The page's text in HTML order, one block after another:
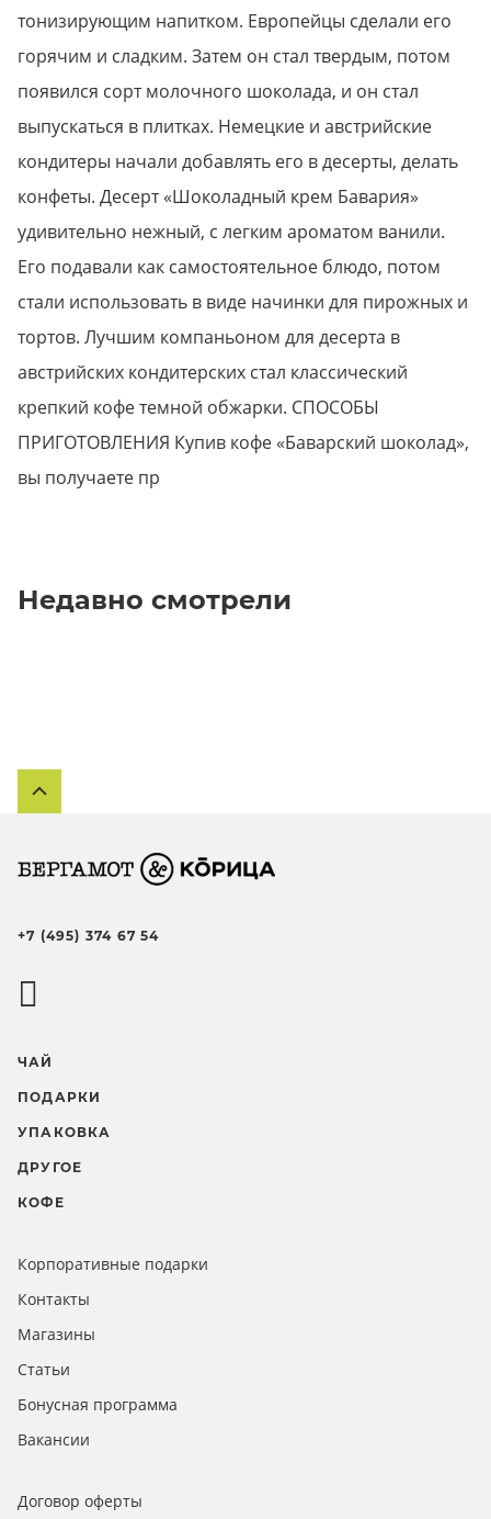
тонизирующим напитком. Европейцы сделали его
горячим и сладким. Затем он стал твердым, потом
появился сорт молочного шоколада, и он стал
выпускаться в плитках. Немецкие и австрийские
кондитеры начали добавлять его в десерты, делать
конфеты. Десерт «Шоколадный крем Бавария»
удивительно нежный, с легким ароматом ванили.
Его подавали как самостоятельное блюдо, потом
стали использовать в виде начинки для пирожных и
тортов. Лучшим компаньоном для десерта в
австрийских кондитерских стал классический
крепкий кофе темной обжарки. СПОСОБЫ
ПРИГОТОВЛЕНИЯ Купив кофе «Баварский шоколад»,
вы получаете пр
Недавно смотрели
+7 (495) 374 67 54
ЧАЙ
ПОДАРКИ
УПАКОВКА
ДРУГОЕ
КОФЕ
Корпоративные подарки
Контакты
Магазины
Статьи
Бонусная программа
Вакансии
Договор оферты